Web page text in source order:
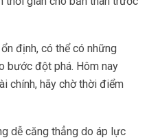
định, có thể có những
bước đột phá. Hôm nay
chính, hãy chờ thời điểm
dễ căng thẳng do áp lực